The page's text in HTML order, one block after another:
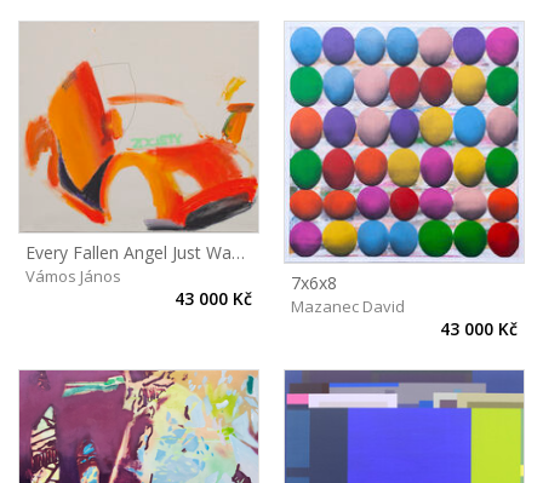
Every Fallen Angel Just Wanna Fit In
Vámos János
43 000 Kč
7x6x8
Mazanec David
43 000 Kč